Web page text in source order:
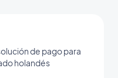
de pago para
holandés